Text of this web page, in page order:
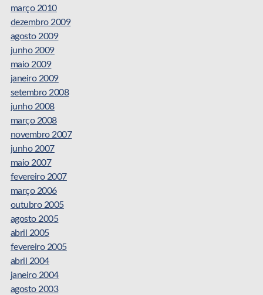
março 2010
dezembro 2009
agosto 2009
junho 2009
maio 2009
janeiro 2009
setembro 2008
junho 2008
março 2008
novembro 2007
junho 2007
maio 2007
fevereiro 2007
março 2006
outubro 2005
agosto 2005
abril 2005
fevereiro 2005
abril 2004
janeiro 2004
agosto 2003